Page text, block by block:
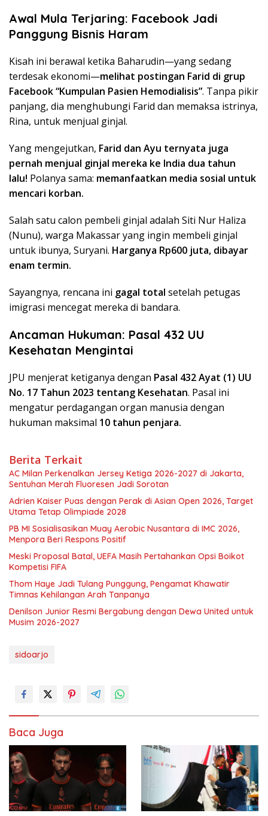
Awal Mula Terjaring: Facebook Jadi
Panggung Bisnis Haram
Kisah ini berawal ketika Baharudin—yang sedang
terdesak ekonomi—melihat postingan Farid di grup
Facebook “Kumpulan Pasien Hemodialisis”. Tanpa pikir
panjang, dia menghubungi Farid dan memaksa istrinya,
Rina, untuk menjual ginjal.
Yang mengejutkan, Farid dan Ayu ternyata juga
pernah menjual ginjal mereka ke India dua tahun
lalu! Polanya sama: memanfaatkan media sosial untuk
mencari korban.
Salah satu calon pembeli ginjal adalah Siti Nur Haliza
(Nunu), warga Makassar yang ingin membeli ginjal
untuk ibunya, Suryani. Harganya Rp600 juta, dibayar
enam termin.
Sayangnya, rencana ini gagal total setelah petugas
imigrasi mencegat mereka di bandara.
Ancaman Hukuman: Pasal 432 UU
Kesehatan Mengintai
JPU menjerat ketiganya dengan Pasal 432 Ayat (1) UU
No. 17 Tahun 2023 tentang Kesehatan. Pasal ini
mengatur perdagangan organ manusia dengan
hukuman maksimal 10 tahun penjara.
Berita Terkait
AC Milan Perkenalkan Jersey Ketiga 2026-2027 di Jakarta,
Sentuhan Merah Fluoresen Jadi Sorotan
Adrien Kaiser Puas dengan Perak di Asian Open 2026, Target
Utama Tetap Olimpiade 2028
PB MI Sosialisasikan Muay Aerobic Nusantara di IMC 2026,
Menpora Beri Respons Positif
Meski Proposal Batal, UEFA Masih Pertahankan Opsi Boikot
Kompetisi FIFA
Thom Haye Jadi Tulang Punggung, Pengamat Khawatir
Timnas Kehilangan Arah Tanpanya
Denilson Junior Resmi Bergabung dengan Dewa United untuk
Musim 2026-2027
sidoarjo
Baca Juga